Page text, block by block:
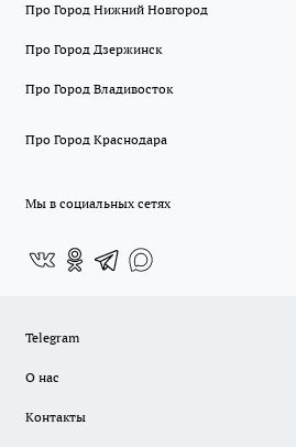
Про Город Нижний Новгород
Про Город Дзержинск
Про Город Владивосток
Про Город Краснодара
Мы в социальных сетях
Telegram
О нас
Контакты